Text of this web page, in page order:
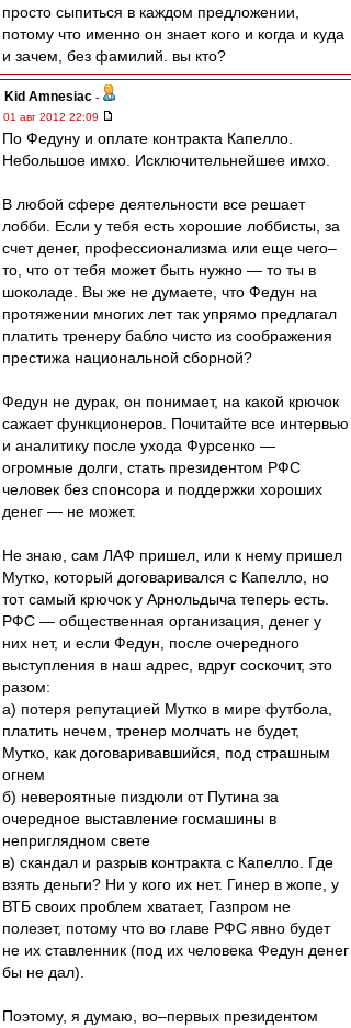
просто сыпиться в каждом предложении,
потому что именно он знает кого и когда и куда
и зачем, без фамилий. вы кто?
Kid Amnesiac -
01 авг 2012 22:09
По Федуну и оплате контракта Капелло.
Небольшое имхо. Исключительнейшее имхо.
В любой сфере деятельности все решает
лобби. Если у тебя есть хорошие лоббисты, за
счет денег, профессионализма или еще чего–
то, что от тебя может быть нужно — то ты в
шоколаде. Вы же не думаете, что Федун на
протяжении многих лет так упрямо предлагал
платить тренеру бабло чисто из соображения
престижа национальной сборной?
Федун не дурак, он понимает, на какой крючок
сажает функционеров. Почитайте все интервью
и аналитику после ухода Фурсенко —
огромные долги, стать президентом РФС
человек без спонсора и поддержки хороших
денег — не может.
Не знаю, сам ЛАФ пришел, или к нему пришел
Мутко, который договаривался с Капелло, но
тот самый крючок у Арнольдыча теперь есть.
РФС — общественная организация, денег у
них нет, и если Федун, после очередного
выступления в наш адрес, вдруг соскочит, это
разом:
а) потеря репутацией Мутко в мире футбола,
платить нечем, тренер молчать не будет,
Мутко, как договаривавшийся, под страшным
огнем
б) невероятные пиздюли от Путина за
очередное выставление госмашины в
неприглядном свете
в) скандал и разрыв контракта с Капелло. Где
взять деньги? Ни у кого их нет. Гинер в жопе, у
ВТБ своих проблем хватает, Газпром не
полезет, потому что во главе РФС явно будет
не их ставленник (под их человека Федун денег
бы не дал).
Поэтому, я думаю, во–первых президентом